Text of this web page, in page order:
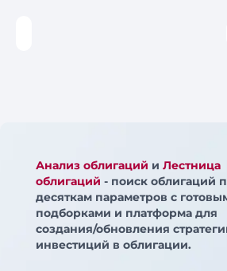
Анализ облигаций и Лестница
облигаций - поиск облигаций
десяткам параметров с
подборками и платформа для
создания/обновления
инвестиций в облигации.